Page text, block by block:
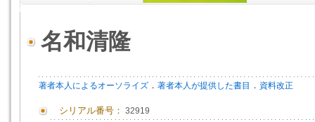
名和清隆
著者本人によるオーソライズ ． 著者本人が提供した書目 ． 資料改正
シリアル番号： 32919